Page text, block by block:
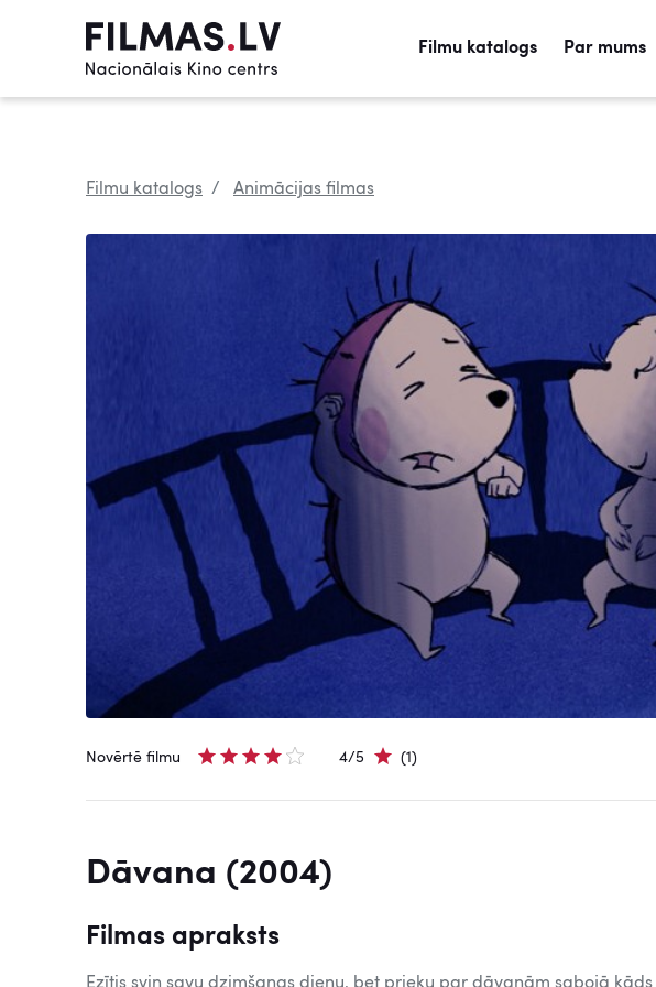
Filmu katalogs Par mums
Filmu katalogs Animācijas filmas
Novērtē filmu 4/5 (1)
Dāvana (2004)
Filmas apraksts